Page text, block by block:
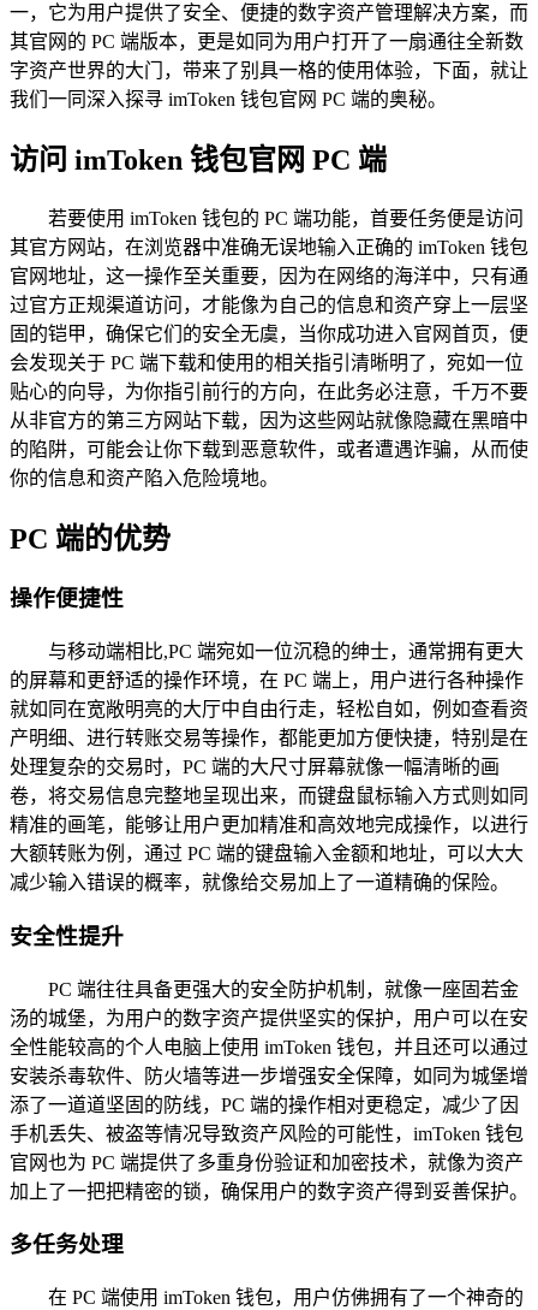
一，它为用户提供了安全、便捷的数字资产管理解决方案，而
其官网的 PC 端版本，更是如同为用户打开了一扇通往全新数
字资产世界的大门，带来了别具一格的使用体验，下面，就让
我们一同深入探寻 imToken 钱包官网 PC 端的奥秘。
访问 imToken 钱包官网 PC 端
若要使用 imToken 钱包的 PC 端功能，首要任务便是访问
其官方网站，在浏览器中准确无误地输入正确的 imToken 钱包
官网地址，这一操作至关重要，因为在网络的海洋中，只有通
过官方正规渠道访问，才能像为自己的信息和资产穿上一层坚
固的铠甲，确保它们的安全无虞，当你成功进入官网首页，便
会发现关于 PC 端下载和使用的相关指引清晰明了，宛如一位
贴心的向导，为你指引前行的方向，在此务必注意，千万不要
从非官方的第三方网站下载，因为这些网站就像隐藏在黑暗中
的陷阱，可能会让你下载到恶意软件，或者遭遇诈骗，从而使
你的信息和资产陷入危险境地。
PC 端的优势
操作便捷性
与移动端相比,PC 端宛如一位沉稳的绅士，通常拥有更大
的屏幕和更舒适的操作环境，在 PC 端上，用户进行各种操作
就如同在宽敞明亮的大厅中自由行走，轻松自如，例如查看资
产明细、进行转账交易等操作，都能更加方便快捷，特别是在
处理复杂的交易时，PC 端的大尺寸屏幕就像一幅清晰的画
卷，将交易信息完整地呈现出来，而键盘鼠标输入方式则如同
精准的画笔，能够让用户更加精准和高效地完成操作，以进行
大额转账为例，通过 PC 端的键盘输入金额和地址，可以大大
减少输入错误的概率，就像给交易加上了一道精确的保险。
安全性提升
PC 端往往具备更强大的安全防护机制，就像一座固若金
汤的城堡，为用户的数字资产提供坚实的保护，用户可以在安
全性能较高的个人电脑上使用 imToken 钱包，并且还可以通过
安装杀毒软件、防火墙等进一步增强安全保障，如同为城堡增
添了一道道坚固的防线，PC 端的操作相对更稳定，减少了因
手机丢失、被盗等情况导致资产风险的可能性，imToken 钱包
官网也为 PC 端提供了多重身份验证和加密技术，就像为资产
加上了一把把精密的锁，确保用户的数字资产得到妥善保护。
多任务处理
在 PC 端使用 imToken 钱包，用户仿佛拥有了一个神奇的